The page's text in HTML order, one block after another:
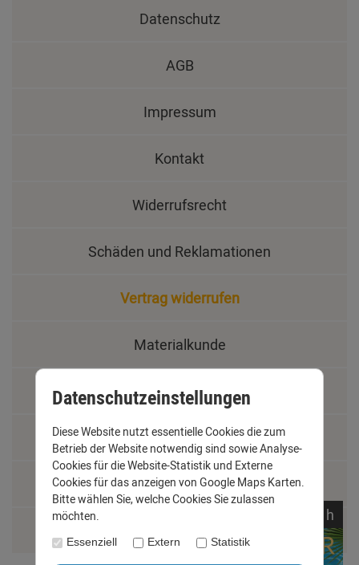
Datenschutz
AGB
Impressum
Kontakt
Widerrufsrecht
Schäden und Reklamationen
Vertrag widerrufen
Materialkunde
Fachbegriffe
Jobs
Montage und Installationshilfen
h
Datenschutzeinstellungen
Diese Website nutzt essentielle Cookies die zum
Betrieb der Website notwendig sind sowie Analyse-
Cookies für die Website-Statistik und Externe
Cookies für das anzeigen von Google Maps Karten.
Bitte wählen Sie, welche Cookies Sie zulassen
möchten.
Essenziell Extern Statistik